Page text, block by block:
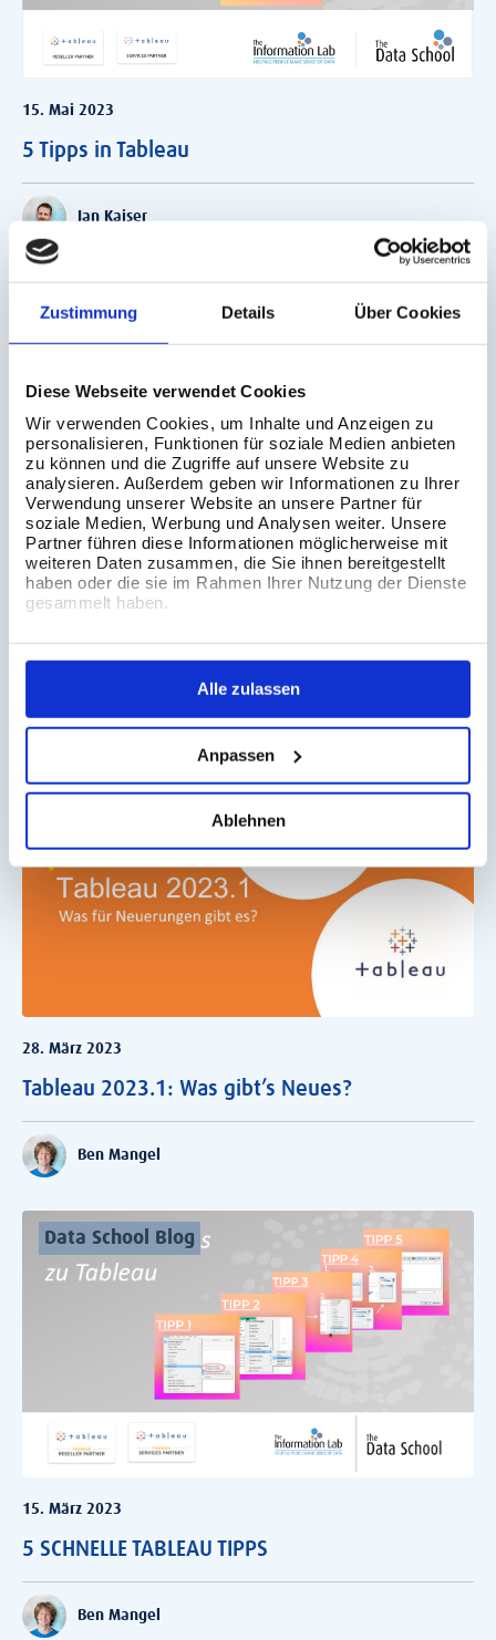
Zustimmung Details Über Cookies
Diese Webseite verwendet Cookies
Wir verwenden Cookies, um Inhalte und Anzeigen zu
personalisieren, Funktionen für soziale Medien anbieten
zu können und die Zugriffe auf unsere Website zu
analysieren. Außerdem geben wir Informationen zu Ihrer
Verwendung unserer Website an unsere Partner für
soziale Medien, Werbung und Analysen weiter. Unsere
Partner führen diese Informationen möglicherweise mit
weiteren Daten zusammen, die Sie ihnen bereitgestellt
haben oder die sie im Rahmen Ihrer Nutzung der Dienste
gesammelt haben.
Alle zulassen
Anpassen
Ablehnen
15. Mai 2023
5 Tipps in Tableau
Jan Kaiser
4. Mai 2023
Holen Sie das Beste aus der Tableau
Conference Online heraus
Information Lab Blog
28. März 2023
Tableau 2023.1: Was gibt’s Neues?
Ben Mangel
Data School Blog
15. März 2023
5 SCHNELLE TABLEAU TIPPS
Ben Mangel